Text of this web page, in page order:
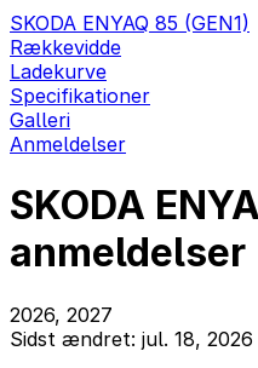
SKODA ENYAQ 85 (GEN1)
Rækkevidde
Ladekurve
Specifikationer
Galleri
Anmeldelser
SKODA
anmeldelser
2026, 2027
Sidst ændret: jul. 18, 2026